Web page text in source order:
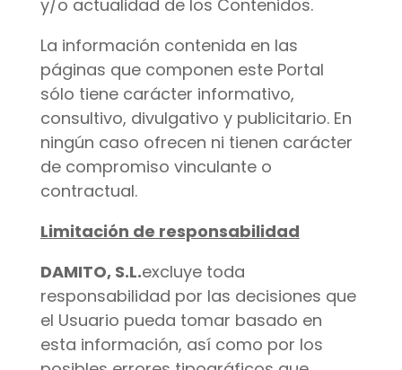
y/o actualidad de los Contenidos.
La información contenida en las
páginas que componen este Portal
sólo tiene carácter informativo,
consultivo, divulgativo y publicitario. En
ningún caso ofrecen ni tienen carácter
de compromiso vinculante o
contractual.
Limitación de responsabilidad
DAMITO, S.L.excluye toda
responsabilidad por las decisiones que
el Usuario pueda tomar basado en
esta información, así como por los